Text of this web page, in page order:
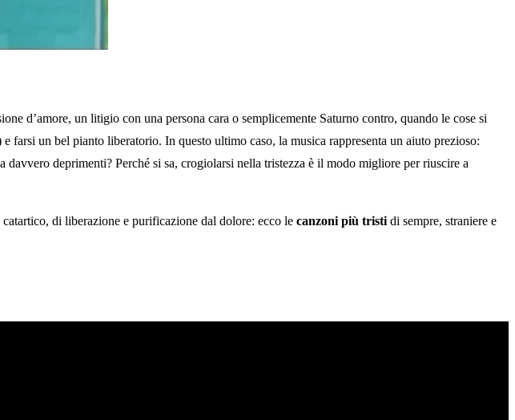
d’amore, un litigio con una persona cara o semplicemente Saturno contro, quando le cose si
farsi un bel pianto liberatorio. In questo ultimo caso, la musica rappresenta un aiuto prezioso:
deprimenti? Perché si sa, crogiolarsi nella tristezza è il modo migliore per riuscire a
di liberazione e purificazione dal dolore: ecco le canzoni più tristi di sempre, straniere e